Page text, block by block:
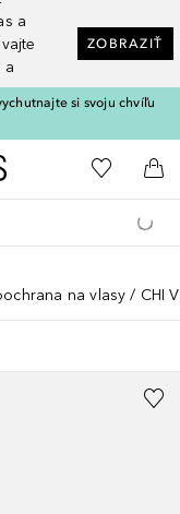
a
a
ZOBRAZIŤ
si svoju chvíľu
Domov Do môjho
Do
na vlasy CHI